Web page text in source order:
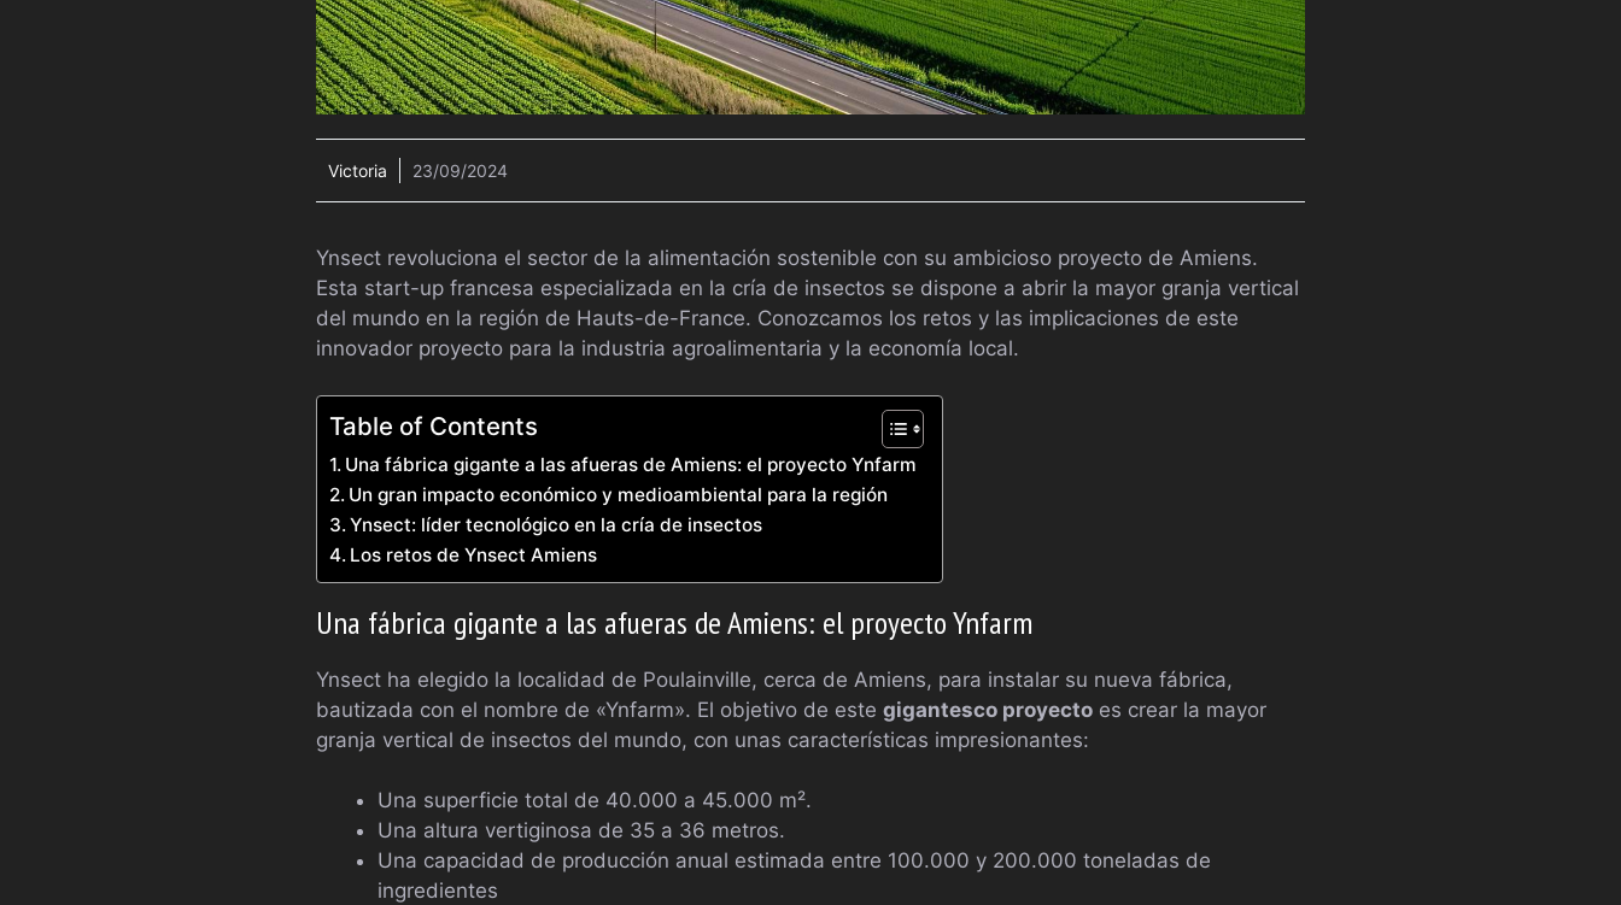
Victoria 23/09/2024
Ynsect revoluciona el sector de la alimentación sostenible con su ambicioso proyecto de Amiens.
Esta start-up francesa especializada en la cría de insectos se dispone a abrir la mayor granja vertical
del mundo en la región de Hauts-de-France. Conozcamos los retos y las implicaciones de este
innovador proyecto para la industria agroalimentaria y la economía local.
Table of Contents
Una fábrica gigante a las afueras de Amiens: el proyecto Ynfarm
Un gran impacto económico y medioambiental para la región
Ynsect: líder tecnológico en la cría de insectos
Los retos de Ynsect Amiens
Una fábrica gigante a las afueras de Amiens: el proyecto Ynfarm
Ynsect ha elegido la localidad de Poulainville, cerca de Amiens, para instalar su nueva fábrica,
bautizada con el nombre de «Ynfarm». El objetivo de este gigantesco proyecto es crear la mayor
granja vertical de insectos del mundo, con unas características impresionantes:
Una superficie total de 40.000 a 45.000 m².
Una altura vertiginosa de 35 a 36 metros.
Una capacidad de producción anual estimada entre 100.000 y 200.000 toneladas de
ingredientes